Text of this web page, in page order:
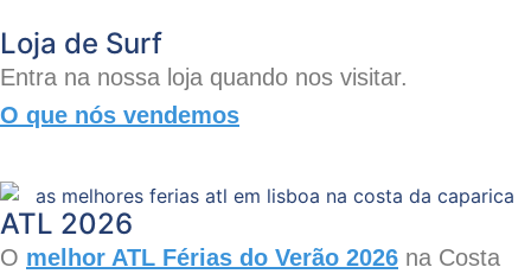
Loja de Surf
Entra na nossa loja quando nos visitar.
O que nós vendemos
ATL 2026
O melhor ATL Férias do Verão 2026 na Costa